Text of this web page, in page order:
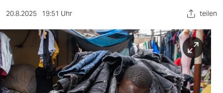
sport
berlin
nord
wahrheit
20.8.2025 19:51 Uhr teilen